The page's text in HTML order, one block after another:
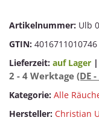
Artikelnummer: Ulb
GTIN: 4016711010746
Lieferzeit: auf Lager |
2 - 4 Werktage (DE
Kategorie: Alle
Hersteller: Christian